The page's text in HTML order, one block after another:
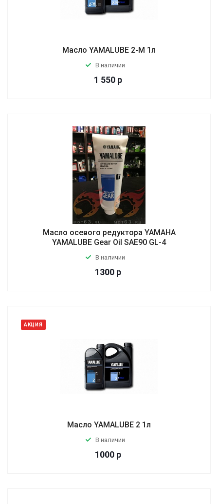
Масло YAMALUBE 2-M 1л
В наличии
1 550 р
Масло осевого редуктора YAMAHA
YAMALUBE Gear Oil SAE90 GL-4
В наличии
1300 р
АКЦИЯ
Масло YAMALUBE 2 1л
В наличии
1000 р